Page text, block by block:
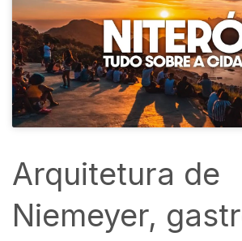
Arquitetura de
Niemeyer,